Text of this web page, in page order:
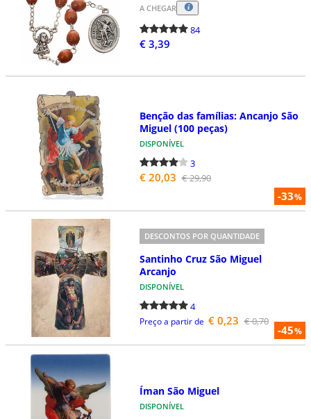
A CHEGAR
84
€ 3,39
-33%
Benção das famílias: Ancanjo São
Miguel (100 peças)
DISPONÍVEL
3
€ 20,03 € 29,90
-45%
DESCONTOS POR QUANTIDADE
Santinho Cruz São Miguel
Arcanjo
DISPONÍVEL
4
Preço a partir de € 0,23 € 0,70
Íman São Miguel
DISPONÍVEL